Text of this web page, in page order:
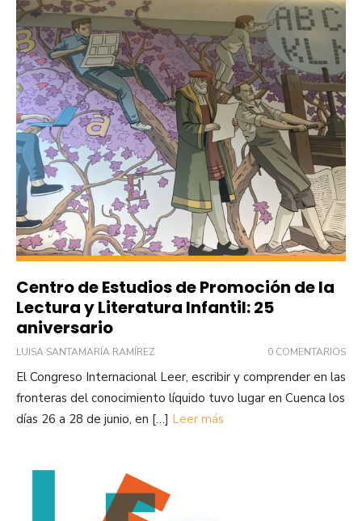
Centro de Estudios de Promoción de la
Lectura y Literatura Infantil: 25
aniversario
LUISA SANTAMARÍA RAMÍREZ 0 COMENTARIOS
El Congreso Internacional Leer, escribir y comprender en las
fronteras del conocimiento líquido tuvo lugar en Cuenca los
días 26 a 28 de junio, en […] Leer más